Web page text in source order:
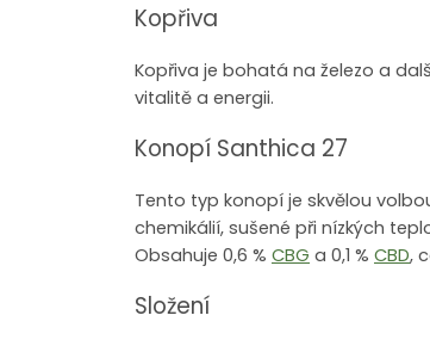
Kopřiva
Kopřiva je bohatá na železo a
vitalitě a energii.
Konopí Santhica 27
Tento typ konopí je skvělou
chemikálií, sušené při nízkých
Obsahuje 0,6 % CBG a 0,1 % CBD,
Složení